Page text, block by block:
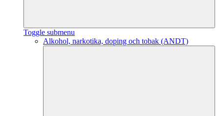
Toggle submenu
Alkohol, narkotika, doping och tobak (ANDT)